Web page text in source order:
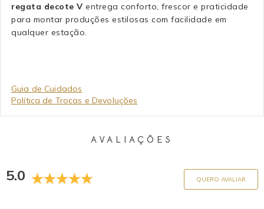
regata decote V entrega conforto, frescor e praticidade
para montar produções estilosas com facilidade em
qualquer estação.
Guia de Cuidados
Política de Trocas e Devoluções
AVALIAÇÕES
5.0 QUERO AVALIAR